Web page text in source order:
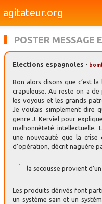
agitateur.org
Bourges & le Cher
Culture
Médias
Dossiers
Brèves
POSTER MESSAGE
Elections espagnoles -
Bon alors disons que c’est
crapuleuse. Au reste on a
les voyous et les grands
Je voulais simplement dire
genre J. Kerviel pour
malhonnêteté intellectuelle.
une nouveauté que la crise
d’opération, décrit naguère
la secousse provient
Les produits dérivés font
un système sain et un